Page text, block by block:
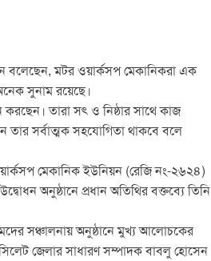
বলেছেন, মটর ওয়ার্কসপ মেকানিকরা এক
সুনাম রয়েছে।
তারা সৎ ও নিষ্ঠার সাথে কাজ
সর্বাত্মক সহযোগিতা থাকবে বলে
মেকানিক ইউনিয়ন (রেজি নং-২৬২৪)
অনুষ্ঠানে প্রধান অতিথির বক্তব্যে তিনি
সঞ্চালনায় অনুষ্ঠানে মুখ্য আলোচকের
জেলার সাধারণ সম্পাদক বাবলু হোসেন